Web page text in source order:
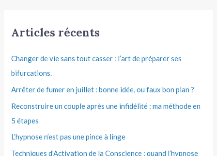
Articles récents
Changer de vie sans tout casser : l’art de préparer ses
bifurcations.
Arrêter de fumer en juillet : bonne idée, ou faux bon plan ?
Reconstruire un couple après une infidélité : ma méthode en
5 étapes
L’hypnose n’est pas une pince à linge
Techniques d’Activation de la Conscience : quand l’hypnose